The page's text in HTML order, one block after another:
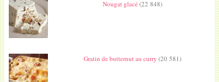
Nougat glacé(22 848)
Gratin de butternut au curry (20 581)